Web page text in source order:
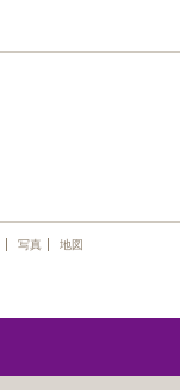
写真 地図